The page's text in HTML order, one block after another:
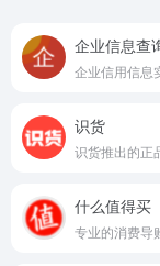
企业信息查
识货
什么值得买
专业的消费导